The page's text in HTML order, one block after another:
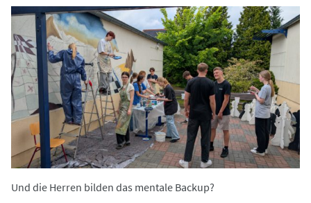
Und die Herren bilden das mentale Backup?